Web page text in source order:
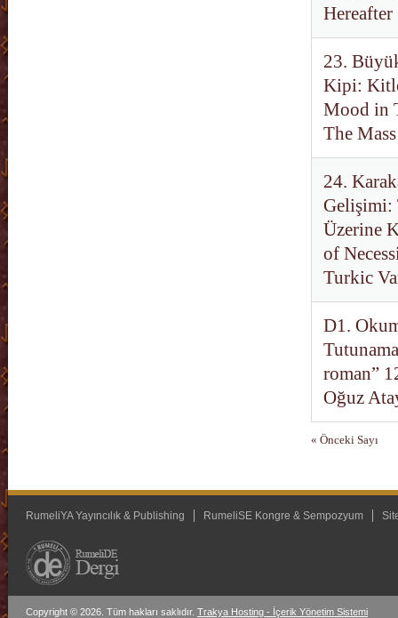
23.
Kipi:
Mood in
The
24.
Gelişimi:
Üzerine
of
Turkic
D1.
roman”
Oğuz
« Önceki Sayı
RumeliYA Yayıncılık & Publishing RumeliSE Kongre & Sempozyum
Copyright © 2026. Tüm hakları saklıdır. Trakya Hosting - İçerik Yönetim Sistemi